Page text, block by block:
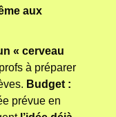
aux
« cerveau
à préparer
Budget :
prévue en